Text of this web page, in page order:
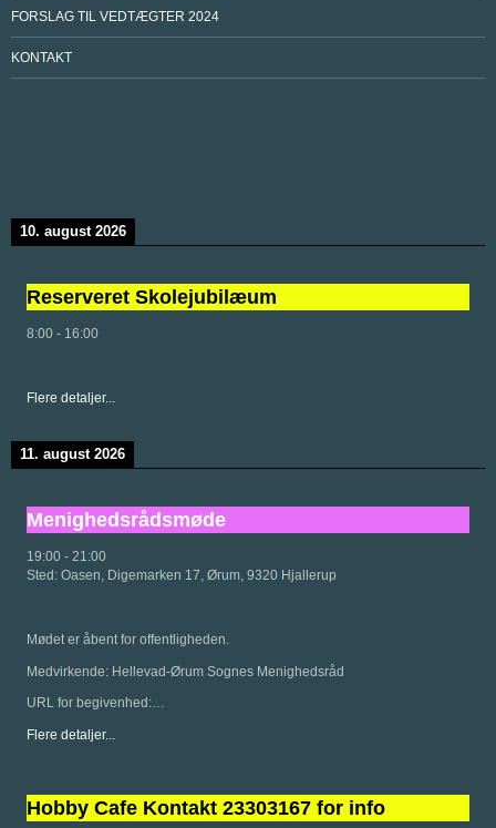
FORSLAG TIL VEDTÆGTER 2024
KONTAKT
10. august 2026
Reserveret Skolejubilæum
8:00 - 16:00
Flere detaljer...
11. august 2026
Menighedsrådsmøde
19:00 - 21:00
Sted: Oasen, Digemarken 17, Ørum, 9320 Hjallerup
Mødet er åbent for offentligheden.
Medvirkende: Hellevad-Ørum Sognes Menighedsråd
URL for begivenhed:…
Flere detaljer...
Hobby Cafe Kontakt 23303167 for info